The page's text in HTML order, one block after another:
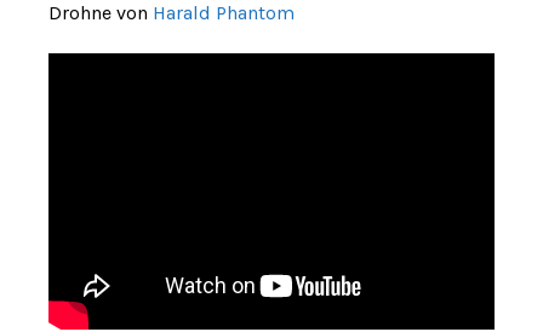
Drohne von Harald Phantom